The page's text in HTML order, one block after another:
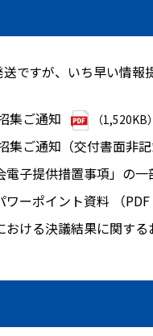
ですが、いち早い情
集ご通知 （1,520KB）
ご通知（交付書面非記
子提供措置事項」の一
ーポイント資料 （PDF
ける決議結果に関する